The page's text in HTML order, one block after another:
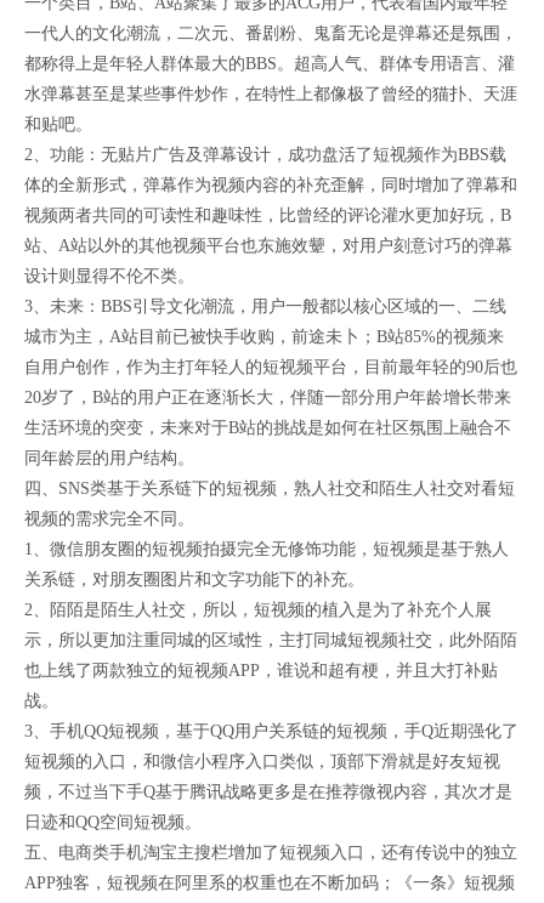
一代人的文化潮流，二次元、番剧粉、鬼畜无论是弹幕还是氛围，
都称得上是年轻人群体最大的BBS。超高人气、群体专用语言、灌
水弹幕甚至是某些事件炒作，在特性上都像极了曾经的猫扑、天涯
和贴吧。
2、功能：无贴片广告及弹幕设计，成功盘活了短视频作为BBS载
体的全新形式，弹幕作为视频内容的补充歪解，同时增加了弹幕和
视频两者共同的可读性和趣味性，比曾经的评论灌水更加好玩，B
站、A站以外的其他视频平台也东施效颦，对用户刻意讨巧的弹幕
设计则显得不伦不类。
3、未来：BBS引导文化潮流，用户一般都以核心区域的一、二线
城市为主，A站目前已被快手收购，前途未卜；B站85%的视频来
自用户创作，作为主打年轻人的短视频平台，目前最年轻的90后也
20岁了，B站的用户正在逐渐长大，伴随一部分用户年龄增长带来
生活环境的突变，未来对于B站的挑战是如何在社区氛围上融合不
同年龄层的用户结构。
四、SNS类基于关系链下的短视频，熟人社交和陌生人社交对看短
视频的需求完全不同。
1、微信朋友圈的短视频拍摄完全无修饰功能，短视频是基于熟人
关系链，对朋友圈图片和文字功能下的补充。
2、陌陌是陌生人社交，所以，短视频的植入是为了补充个人展
示，所以更加注重同城的区域性，主打同城短视频社交，此外陌陌
也上线了两款独立的短视频APP，谁说和超有梗，并且大打补贴
战。
3、手机QQ短视频，基于QQ用户关系链的短视频，手Q近期强化了
短视频的入口，和微信小程序入口类似，顶部下滑就是好友短视
频，不过当下手Q基于腾讯战略更多是在推荐微视内容，其次才是
日迹和QQ空间短视频。
五、电商类手机淘宝主搜栏增加了短视频入口，还有传说中的独立
APP独客，短视频在阿里系的权重也在不断加码；《一条》短视频